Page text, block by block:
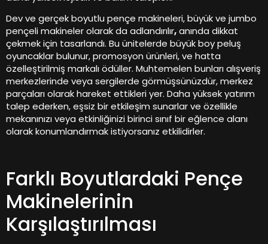
Dev ve gerçek boyutlu pençe makineleri, büyük ve jumbo
pençeli makineler olarak da adlandırılır,anında dikkat
çekmek için tasarlandı. Bu ünitelerde büyük boy peluş
oyuncaklar bulunur, promosyon ürünleri, ve hatta
özelleştirilmiş markalı ödüller. Muhtemelen bunları alışveriş
merkezlerinde veya sergilerde görmüşsünüzdür, merkez
parçaları olarak hareket ettikleri yer. Daha yüksek yatırım
talep ederken, eşsiz bir etkileşim sunarlar ve özellikle
mekanınızı veya etkinliğinizi birinci sınıf bir eğlence alanı
olarak konumlandırmak istiyorsanız etkilidirler.
Farklı Boyutlardaki Pençe
Makinelerinin
Karşılaştırılması